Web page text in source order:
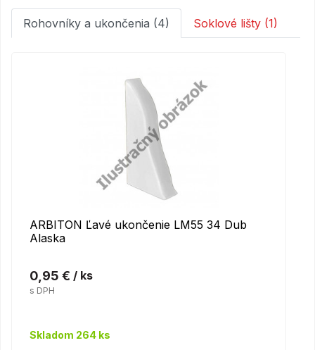
Rohovníky a ukončenia (4) Soklové lišty (1)
ARBITON Ľavé ukončenie LM55 34 Dub
Alaska
0,95 € / ks
s DPH
Skladom 264 ks